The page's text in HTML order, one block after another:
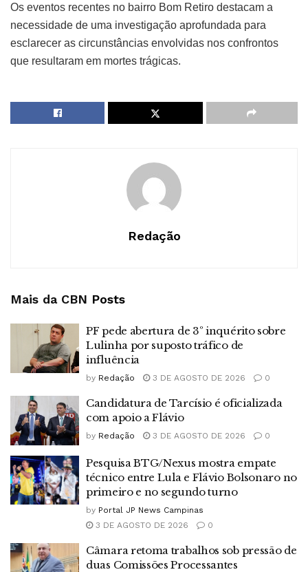
Os eventos recentes no bairro Bom Retiro destacam a
necessidade de uma investigação aprofundada para
esclarecer as circunstâncias envolvidas nos confrontos
que resultaram em mortes trágicas.
Redação
Mais da CBN Posts
PF pede abertura de 3º inquérito sobre
Lulinha por suposto tráfico de
influência
by Redação 3 DE AGOSTO DE 2026 0
Candidatura de Tarcísio é oficializada
com apoio a Flávio
by Redação 3 DE AGOSTO DE 2026 0
Pesquisa BTG/Nexus mostra empate
técnico entre Lula e Flávio Bolsonaro no
primeiro e no segundo turno
by Portal JP News Campinas
3 DE AGOSTO DE 2026
0
Câmara retoma trabalhos sob pressão de
duas Comissões Processantes